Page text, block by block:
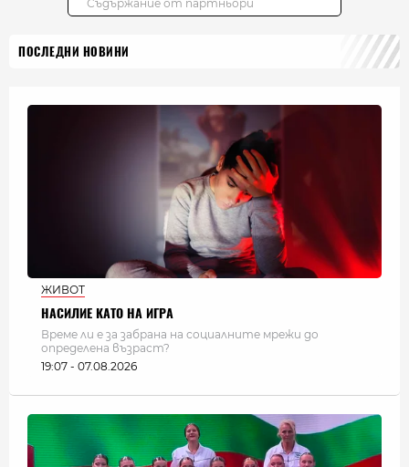
ПОСЛЕДНИ НОВИНИ
ЖИВОТ
НАСИЛИЕ КАТО НА ИГРА
Време ли е за забрана на социалните мрежи до
определена възраст?
19:07 - 07.08.2026